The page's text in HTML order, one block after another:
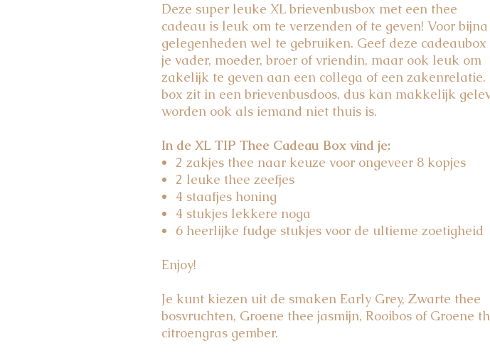
Deze super leuke XL brievenbusbox met een thee
cadeau is leuk om te verzenden of te geven! Voor
gelegenheden wel te gebruiken. Geef deze
je vader, moeder, broer of vriendin, maar ook leuk om
zakelijk te geven aan een collega of een zakenrelatie.
box zit in een brievenbusdoos, dus kan makkelijk
worden ook als iemand niet thuis is.
In de XL TIP Thee Cadeau Box vind je:
2 zakjes thee naar keuze voor ongeveer 8 kopjes
2 leuke thee zeefjes
4 staafjes honing
4 stukjes lekkere noga
6 heerlijke fudge stukjes voor de ultieme zoetigheid
Enjoy!
Je kunt kiezen uit de smaken Early Grey, Zwarte thee
bosvruchten, Groene thee jasmijn, Rooibos of Groene
citroengras gember.